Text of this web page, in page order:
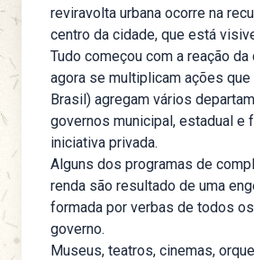
reviravolta urbana ocorre na
centro da cidade, que está
Tudo começou com a reação
agora se multiplicam ações que
Brasil) agregam vários
governos municipal, estadual e
iniciativa privada.
Alguns dos programas de
renda são resultado de uma
formada por verbas de todos
governo.
Museus, teatros, cinemas,